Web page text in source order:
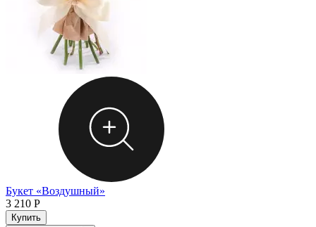
Букет «Воздушный»
3 210 Р